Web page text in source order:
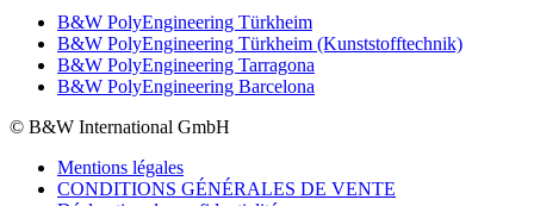
B&W PolyEngineering Türkheim
B&W PolyEngineering Türkheim (Kunststofftechnik)
B&W PolyEngineering Tarragona
B&W PolyEngineering Barcelona
© B&W International GmbH
Mentions légales
CONDITIONS GÉNÉRALES DE VENTE